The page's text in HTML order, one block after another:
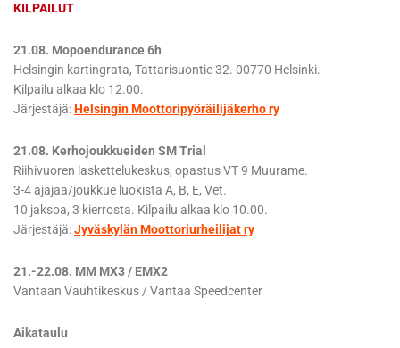
KILPAILUT
21.08. Mopoendurance 6h
Helsingin kartingrata, Tattarisuontie 32. 00770 Helsinki.
Kilpailu alkaa klo 12.00.
Järjestäjä:Helsingin Moottoripyöräilijäkerho ry
21.08. Kerhojoukkueiden SM Trial
Riihivuoren laskettelukeskus, opastus VT 9 Muurame.
3-4 ajajaa/joukkue luokista A, B, E, Vet.
10 jaksoa, 3 kierrosta. Kilpailu alkaa klo 10.00.
Järjestäjä:Jyväskylän Moottoriurheilijat ry
21.-22.08. MM MX3 / EMX2
Vantaan Vauhtikeskus / Vantaa Speedcenter
Aikataulu